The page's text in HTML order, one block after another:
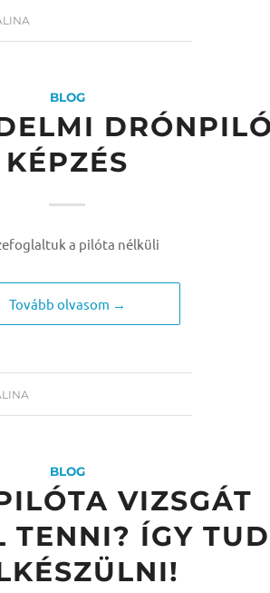
BLOG
KÉPZÉS
a pilóta nélküli
Tovább olvasom →
BLOG
VIZSGÁT
TENNI? ÍGY